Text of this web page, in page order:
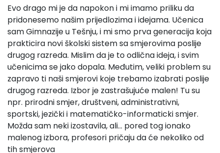
Uprava
Evo drago mi je da napokon i mi imamo priliku da
pridonesemo našim prijedlozima i idejama. Učenica
sam Gimnazije u Tešnju, i mi smo prva generacija koja
prakticira novi školski sistem sa smjerovima poslije
drugog razreda. Mislim da je to odlična ideja, i svim
učenicima se jako dopala. Međutim, veliki problem su
zapravo ti naši smjerovi koje trebamo izabrati poslije
drugog razreda. Izbor je zastrašujuće malen! Tu su
npr. prirodni smjer, društveni, administrativni,
sportski, jezički i matematičko-informaticki smjer.
Možda sam neki izostavila, ali… pored tog ionako
malenog izbora, profesori pričaju da će nekoliko od
tih smjerova